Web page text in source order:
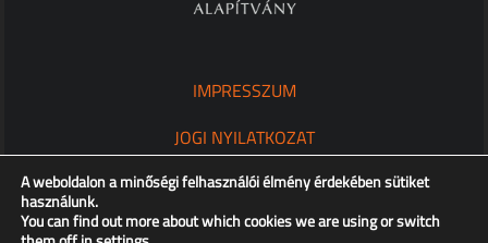
IMPRESSZUM
JOGI NYILATKOZAT
ADATKEZELÉSI TÁJÉKOZTATÓ
A weboldalon a minőségi felhasználói élmény érdekében sütiket
használunk.
You can find out more about which cookies we are using or switch